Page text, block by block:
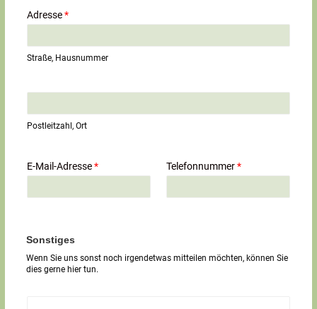
Adresse*
Straße, Hausnummer
n
i
l
g
T
x
t
Postleitzahl, Ort
E-Mail-Adresse* Telefonnummer*
Sonstiges
Wenn Sie uns sonst noch irgendetwas mitteilen möchten, können Sie
dies gerne hier tun.